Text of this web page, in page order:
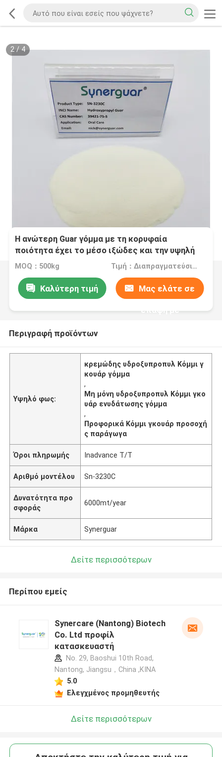
2/ 4
Η ανώτερη Guar γόμμα με τη κορυφαία
ποιότητα έχει το μέσο ιξώδες και την υψηλή
διαφάνεια για τη στοματική φροντίδα
MOQ：500kg Τιμή：Διαπραγματεύσιμα
Καλύτερη τιμή Μας ελάτε σε
επαφή με
Περιγραφή προϊόντων
Υψηλό φως:
κρεμώδης υδροξυπροπυλ Κόμμι γ
κουάρ γόμμα
,
Μη μόνη υδροξυπροπυλ Κόμμι γκο
υάρ ενυδάτωσης γόμμα
,
Προφορικά Κόμμι γκουάρ προσοχή
ς παράγωγα
Όροι πληρωμής Inadvance T/T
Αριθμό μοντέλου Sn-3230C
Δυνατότητα προ
σφοράς
6000mt/year
Μάρκα Synerguar
Δείτε περισσότερων
Περίπου εμείς
Synercare (Nantong) Biotech
Co. Ltd προφίλ
κατασκευαστή
No. 29, Baoshui 10th Road,
Nantong, Jiangsu，China ,ΚΙΝΑ
5.0
Ελεγχμένος προμηθευτής
Δείτε περισσότερων